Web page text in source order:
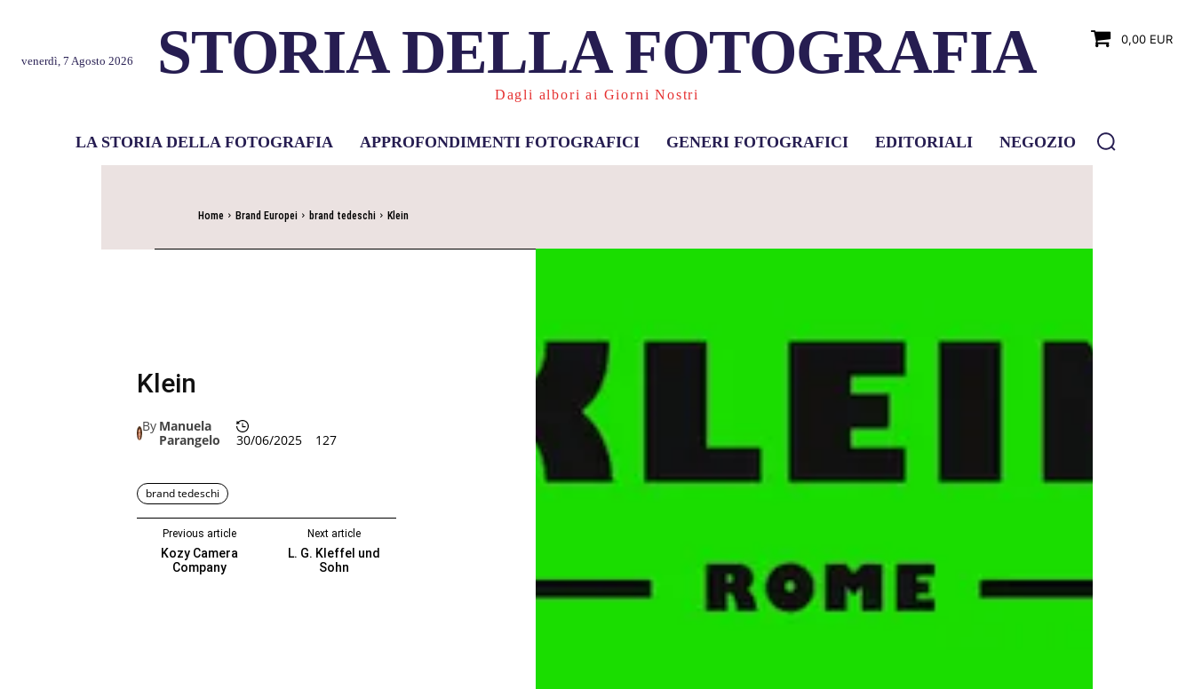
venerdì, 7 Agosto 2026 STORIA DELLA FOTOGRAFIA
Dagli albori ai Giorni Nostri
0,00 EUR
LA STORIA DELLA FOTOGRAFIA APPROFONDIMENTI FOTOGRAFICI GENERI FOTOGRAFICI EDITORIALI NEGOZIO
Home Brand Europei brand tedeschi Klein
Klein
By Manuela
Parangelo
30/06/2025 127
brand tedeschi
Previous article
Kozy Camera
Company
Next article
L. G. Kleffel und
Sohn